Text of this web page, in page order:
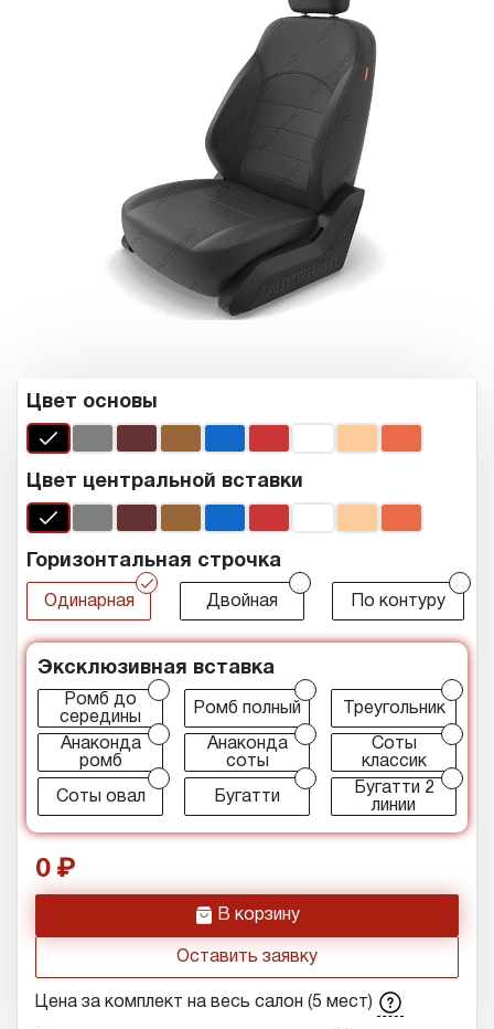
Цвет основы
Цвет центральной вставки
Горизонтальная строчка
r
Одинарная Двойная По контуру
Эксклюзивная вставка
Ромб до
середины
Ромб полный Треугольник
Анаконда
ромб
Анаконда
соты
Соты
классик
Соты овал Бугатти
Бугатти 2
линии
0
h В корзину
Оставить заявку
Цена за комплект на весь салон (5 мест)